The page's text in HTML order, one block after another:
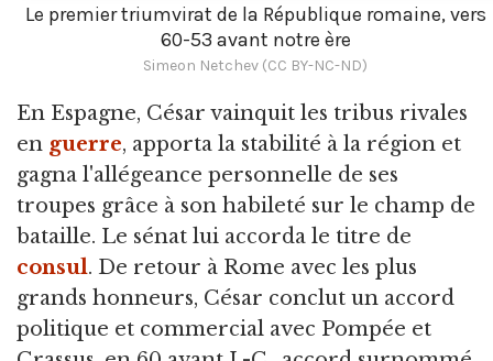
Le premier triumvirat de la République romaine, vers
60-53 avant notre ère
Simeon Netchev (CC BY-NC-ND)
En Espagne, César vainquit les tribus rivales
en guerre, apporta la stabilité à la région et
gagna l'allégeance personnelle de ses
troupes grâce à son habileté sur le champ de
bataille. Le sénat lui accorda le titre de
consul. De retour à Rome avec les plus
grands honneurs, César conclut un accord
politique et commercial avec Pompée et